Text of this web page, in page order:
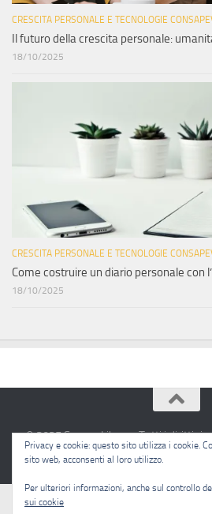
CRESCITA PERSONALE E TECNOLOGIE
Il futuro della crescita personale:
18/10/2025
CRESCITA PERSONALE E TECNOLOGIE
Come costruire un diario personale con
18/10/2025
© 2025 Sapere Libero · Tutti i diritti
Privacy e cookie: questo sito utilizza i cookie.
sito web, acconsenti al loro utilizzo.
Per ulteriori informazioni, anche sul controllo
sui cookie